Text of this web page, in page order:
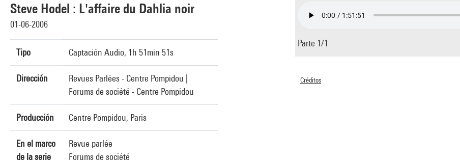
Steve Hodel : L'affaire du Dahlia noir
01-06-2006
Tipo Captación Audio, 1h 51min 51s
Dirección
Revues Parlées - Centre Pompidou |
Forums de société - Centre Pompidou
Producción Centre Pompidou, Paris
En el marco
de la serie
Revue parlée
Forums de société
Parte 1/1
Créditos